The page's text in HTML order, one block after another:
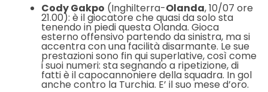
Cody Gakpo (Inghilterra-Olanda, 10/07 ore
21.00): è il giocatore che quasi da solo sta
tenendo in piedi questa Olanda. Gioca
esterno offensivo partendo da sinistra, ma si
accentra con una facilità disarmante. Le sue
prestazioni sono fin qui superlative, così come
i suoi numeri: sta segnando a ripetizione, di
fatti è il capocannoniere della squadra. In gol
anche contro la Turchia. E’ il suo mese d’oro.